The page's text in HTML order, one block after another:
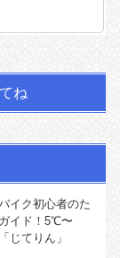
ね
イク初心者のた
イド！5℃〜
じてりん」